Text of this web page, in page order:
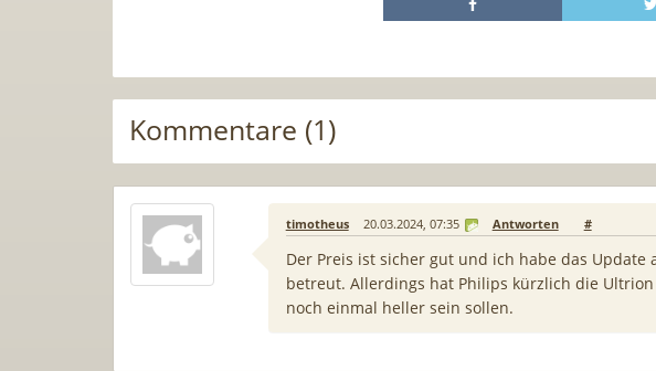
Kommentare (1)
timotheus 20.03.2024, 07:35 Antworten #
Der Preis ist sicher gut und ich habe das Update
betreut. Allerdings hat Philips kürzlich die Ultrion
noch einmal heller sein sollen.